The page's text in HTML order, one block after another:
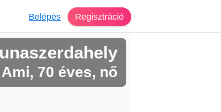
Belépés Regisztráció
Ami, 70 éves, nő